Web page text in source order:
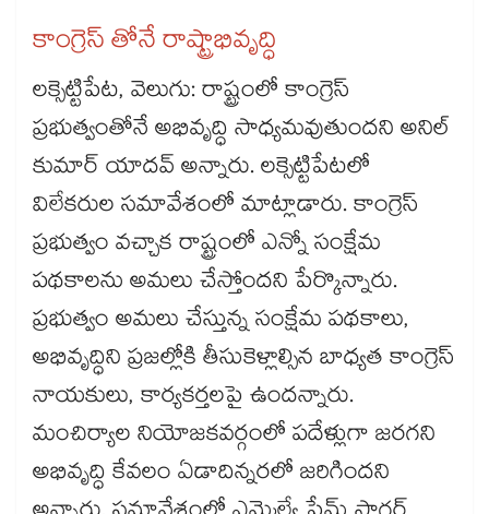
కాంగ్రెస్ తోనే రాష్ట్రాభివృద్ధి
లక్సెట్టిపేట, వెలుగు: రాష్ట్రంలో కాంగ్రెస్
ప్రభుత్వంతోనే అభివృద్ధి సాధ్యమవుతుందని అనిల్
కుమార్ యాదవ్ అన్నారు. లక్సెట్టిపేటలో
విలేకరుల సమావేశంలో మాట్లాడారు. కాంగ్రెస్
ప్రభుత్వం వచ్చాక రాష్ట్రంలో ఎన్నో సంక్షేమ
పథకాలను అమలు చేస్తోందని పేర్కొన్నారు.
ప్రభుత్వం అమలు చేస్తున్న సంక్షేమ పథకాలు,
అభివృద్ధిని ప్రజల్లోకి తీసుకెళ్లాల్సిన బాధ్యత కాంగ్రెస్
నాయకులు, కార్యకర్తలపై ఉందన్నారు.
మంచిర్యాల నియోజకవర్గంలో పదేళ్లుగా జరగని
అభివృద్ధి కేవలం ఏడాదిన్నరలో జరిగిందని